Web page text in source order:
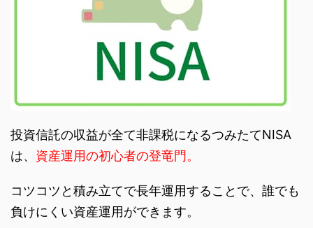
投資信託の収益が全て非課税になるつみたてNISA
は、 資産運用の初心者の登竜門。
コツコツと積み立てで長年運用することで、誰でも
負けにくい資産運用ができます。